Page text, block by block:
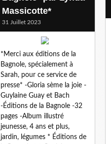
Massicotte*
31 Juillet 2023
*Merci aux éditions de la
Bagnole, spécialement à
Sarah, pour ce service de
presse* -Gloria sème la joie -
Guylaine Guay et Bach
-Éditions de la Bagnole -32
pages -Album illustré
jeunesse, 4 ans et plus,
jardin, légumes * Éditions de